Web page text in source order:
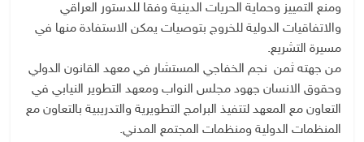
ومنع التمييز وحماية الحريات الدينية وفقا للدستور العراقي
والاتفاقيات الدولية للخروج بتوصيات يمكن الاستفادة منها في
مسيرة التشريع.
من جهته ثمن نجم الخفاجي المستشار في معهد القانون الدولي
وحقوق الانسان جهود مجلس النواب ومعهد التطوير النيابي في
التعاون مع المعهد لتتفيذ البرامج التطويرية والتدريبية بالتعاون مع
المنظمات الدولية ومنظمات المجتمع المدني.